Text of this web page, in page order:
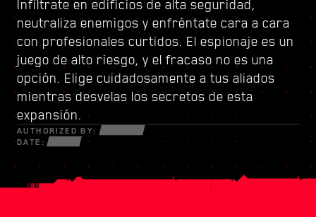
Infíltrate en edificios de alta seguridad,
neutraliza enemigos y enfréntate cara a cara
con profesionales curtidos. El espionaje es un
juego de alto riesgo, y el fracaso no es una
opción. Elige cuidadosamente a tus aliados
mientras desvelas los secretos de esta
expansión.
AUTHORIZED BY:
DATE:
una milicia de gatillo fácil. Sus derruidas
estructuras están repletas de secretos y
oportunidades para aquellos que estén
dispuestos a todo. Dentro de sus muros,
descubrirás encargos y misiones de alta
intensidad con más cosas en juego que nunca.
estilo de juego único. Usa todas las nuevas
armas y piezas de ciberware a tu disposición
para sobrevivir en un mundo fracturado de
estafadores desesperados, astutos
netrunners y mercenarios sin escrúpulos
dispuestos a todo por el dinero y el poder.